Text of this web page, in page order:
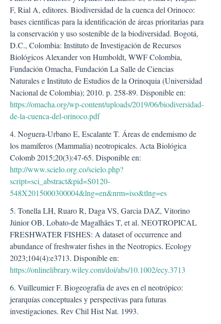
F, Rial A, editores. Biodiversidad de la cuenca del Orinoco:
bases científicas para la identificación de áreas prioritarias para
la conservación y uso sostenible de la biodiversidad. Bogotá,
D.C., Colombia: Instituto de Investigación de Recursos
Biológicos Alexander von Humboldt, WWF Colombia,
Fundación Omacha, Fundación La Salle de Ciencias
Naturales e Instituto de Estudios de la Orinoquia (Universidad
Nacional de Colombia); 2010. p. 258-89. Disponible en:
https://omacha.org/wp-content/uploads/2019/06/biodiversidad-
de-la-cuenca-del-orinoco.pdf
4. Noguera-Urbano E, Escalante T. Áreas de endemismo de
los mamíferos (Mammalia) neotropicales. Acta Biológica
Colomb 2015;20(3):47-65. Disponible en:
http://www.scielo.org.co/scielo.php?
script=sci_abstract&pid=S0120-
548X2015000300004&lng=en&nrm=iso&tlng=es
5. Tonella LH, Ruaro R, Daga VS, Garcia DAZ, Vitorino
Júnior OB, Lobato-de Magalhães T, et al. NEOTROPICAL
FRESHWATER FISHES: A dataset of occurrence and
abundance of freshwater fishes in the Neotropics. Ecology
2023;104(4):e3713. Disponible en:
https://onlinelibrary.wiley.com/doi/abs/10.1002/ecy.3713
6. Vuilleumier F. Biogeografía de aves en el neotrópico:
jerarquías conceptuales y perspectivas para futuras
investigaciones. Rev Chil Hist Nat. 1993.